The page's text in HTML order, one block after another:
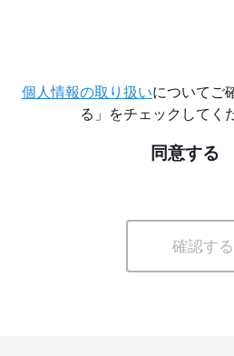
個人情報の取り扱いについてご
る」をチェックしてく
同意する
確認する